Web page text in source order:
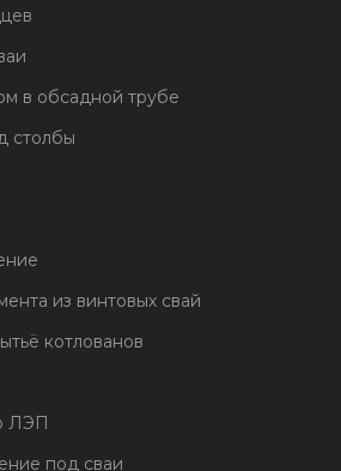
в обсадной трубе
столбы
из винтовых свай
котлованов
ЛЭП
под сваи